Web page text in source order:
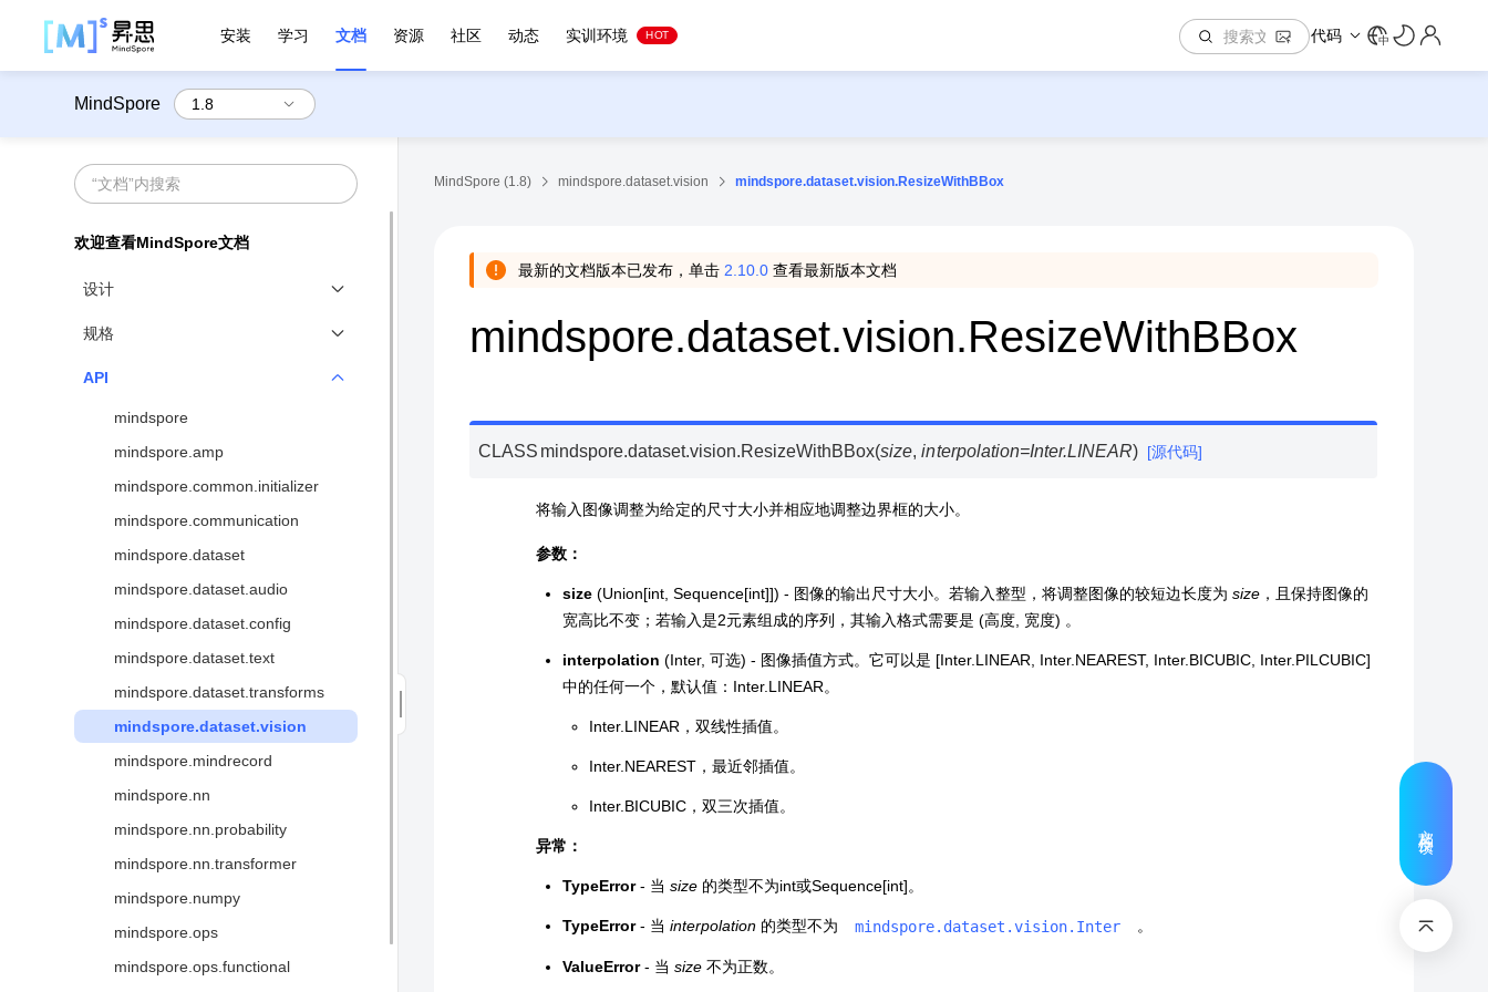
安装 学习 文档 资源 社区 动态 实训环境 HOT 代码 中
MindSpore
欢迎查看MindSpore文档
设计
异构并行训练
分布式并行
中间表达MindIR
高性能数据处理引擎
图算融合加速引擎
二阶优化
可视化调试调优↗
安全可信↗
术语
规格
API
mindspore
mindspore.amp
mindspore.common.initializer
mindspore.communication
mindspore.dataset
mindspore.dataset.audio
mindspore.dataset.config
mindspore.dataset.text
mindspore.dataset.transforms
mindspore.dataset.vision
mindspore.mindrecord
mindspore.nn
mindspore.nn.probability
mindspore.nn.transformer
mindspore.numpy
mindspore.ops
mindspore.ops.functional
MindSpore (1.8) mindspore.dataset.vision mindspore.dataset.vision.ResizeWithBBox
最新的文档版本已发布，单击 2.10.0 查看最新版本文档
mindspore.dataset.vision.ResizeWithBBox
CLASS mindspore.dataset.vision.ResizeWithBBox(size,interpolation=Inter.LINEAR) [源代码]
将输入图像调整为给定的尺寸大小并相应地调整边界框的大小。
参数：
size (Union[int, Sequence[int]]) - 图像的输出尺寸大小。若输入整型，将调整图像的较短边长度为 size ，且保持图像的
宽高比不变；若输入是2元素组成的序列，其输入格式需要是 (高度, 宽度) 。
interpolation (Inter, 可选) - 图像插值方式。它可以是 [Inter.LINEAR, Inter.NEAREST, Inter.BICUBIC, Inter.PILCUBIC]
中的任何一个，默认值：Inter.LINEAR。
Inter.LINEAR，双线性插值。
Inter.NEAREST，最近邻插值。
Inter.BICUBIC，双三次插值。
异常：
TypeError- 当 size 的类型不为int或Sequence[int]。
TypeError- 当 interpolation 的类型不为 mindspore.dataset.vision.Inter 。
ValueError- 当 size 不为正数。